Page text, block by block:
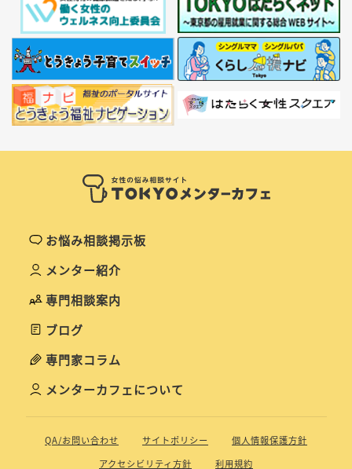
お悩み相談掲示板
メンター紹介
専門相談案内
ブログ
専門家コラム
メンターカフェについて
QA/お問い合わせ サイトポリシー
個人情報保護方針
アクセシビリティ方針
利用規約